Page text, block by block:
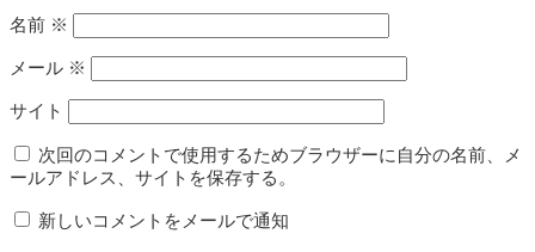
名前 ※
メール ※
サイト
次回のコメントで使用するためブラウザーに自分の名前、メ
ールアドレス、サイトを保存する。
新しいコメントをメールで通知